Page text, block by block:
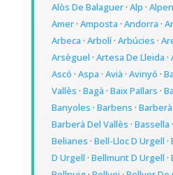
Alòs De Balaguer· Alp ·
Amer· Amposta · Andorra ·
Arbeca · Arbolí· Arbúcies ·
Arsèguel · Artesa De Lleida ·
Ascó · Aspa · Avià · Avinyó ·
Vallès · Bagà · Baix Pallars ·
Banyoles · Barbens · Barberà
Barberà Del Vallès · Bassella ·
Belianes · Bell-Lloc D Urgell ·
D Urgell · Bellmunt D Urgell ·